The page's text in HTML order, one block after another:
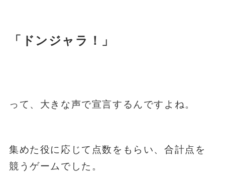
「ドンジャラ！」
って、大きな声で宣言するんですよね。
集めた役に応じて点数をもらい、合計点を
競うゲームでした。